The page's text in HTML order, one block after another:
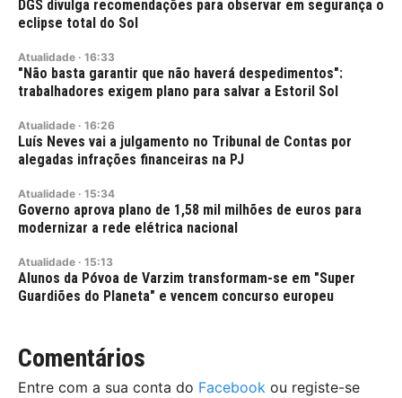
DGS divulga recomendações para observar em segurança o
eclipse total do Sol
Atualidade · 16:33
"Não basta garantir que não haverá despedimentos":
trabalhadores exigem plano para salvar a Estoril Sol
Atualidade · 16:26
Luís Neves vai a julgamento no Tribunal de Contas por
alegadas infrações financeiras na PJ
Atualidade · 15:34
Governo aprova plano de 1,58 mil milhões de euros para
modernizar a rede elétrica nacional
Atualidade · 15:13
Alunos da Póvoa de Varzim transformam-se em "Super
Guardiões do Planeta" e vencem concurso europeu
Comentários
Entre com a sua conta do Facebook ou registe-se